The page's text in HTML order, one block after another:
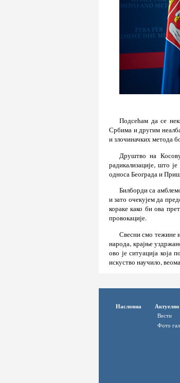
Подсећам да се
Србима и другим
и злочиначких метода
Друштво на
радикализације, што
односа Београда и
Билборди са
и зато очекујем да
кораке како би ова
провокације.
Свесни смо тежине
народа, крајње
ово је ситуација која
искуство научило,
Насловна Актуелно
Вести
Фото